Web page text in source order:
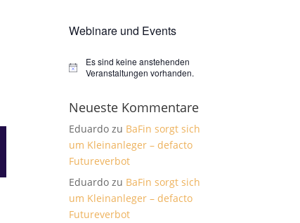
Webinare und Events
Hinweis
Es sind keine anstehenden
Veranstaltungen vorhanden.
Neueste Kommentare
Eduardo zu BaFin sorgt sich
um Kleinanleger – defacto
Futureverbot
Eduardo zu BaFin sorgt sich
um Kleinanleger – defacto
Futureverbot